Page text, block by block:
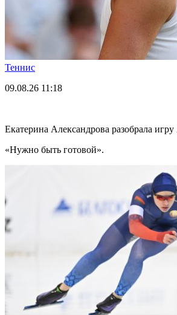
Теннис
09.08.26 11:18
Екатерина Александрова разобрала
«Нужно быть готовой».